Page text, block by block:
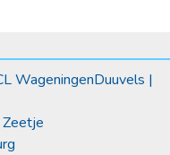
WageningenDuuvels |